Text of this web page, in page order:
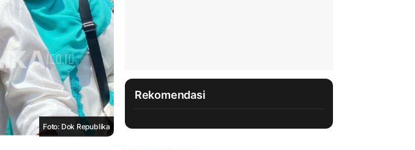
Foto: Dok Republika
Rekomendasi